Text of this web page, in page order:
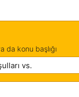
da konu başlığı